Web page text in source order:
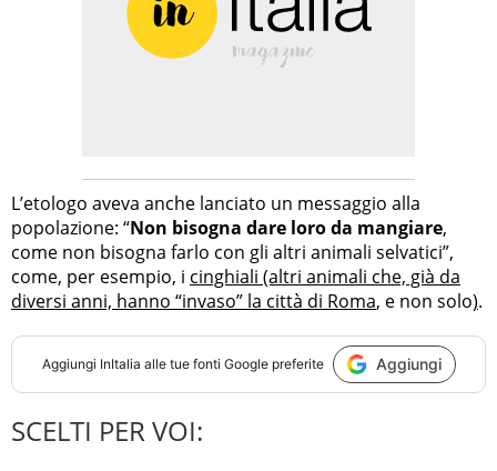
L’etologo aveva anche lanciato un messaggio alla
popolazione: “Non bisogna dare loro da mangiare,
come non bisogna farlo con gli altri animali selvatici”,
come, per esempio, i cinghiali (altri animali che, già da
diversi anni, hanno “invaso” la città di Roma, e non solo).
Aggiungi InItalia alle tue fonti Google preferite Aggiungi
SCELTI PER VOI: